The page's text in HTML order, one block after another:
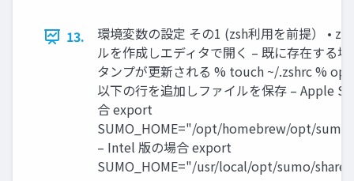
13.
環境変数の設定 その1 (zsh利用を前提） •
ルを作成しエディタで開く – 既に存在する
タンプが更新される % touch ~/.zshrc %
以下の行を追加しファイルを保存 – Apple
合 export
SUMO_HOME="/opt/homebrew/opt/
– Intel 版の場合 export
SUMO_HOME="/usr/local/opt/sumo/